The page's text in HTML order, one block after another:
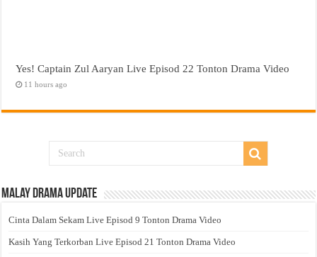
Yes! Captain Zul Aaryan Live Episod 22 Tonton Drama Video
11 hours ago
Malay Drama Update
Cinta Dalam Sekam Live Episod 9 Tonton Drama Video
Kasih Yang Terkorban Live Episod 21 Tonton Drama Video